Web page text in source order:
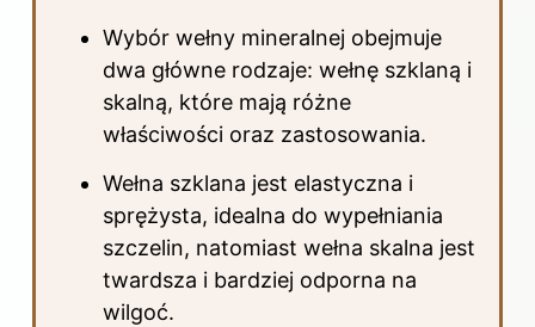
Wybór wełny mineralnej obejmuje
dwa główne rodzaje: wełnę szklaną i
skalną, które mają różne
właściwości oraz zastosowania.
Wełna szklana jest elastyczna i
sprężysta, idealna do wypełniania
szczelin, natomiast wełna skalna jest
twardsza i bardziej odporna na
wilgoć.